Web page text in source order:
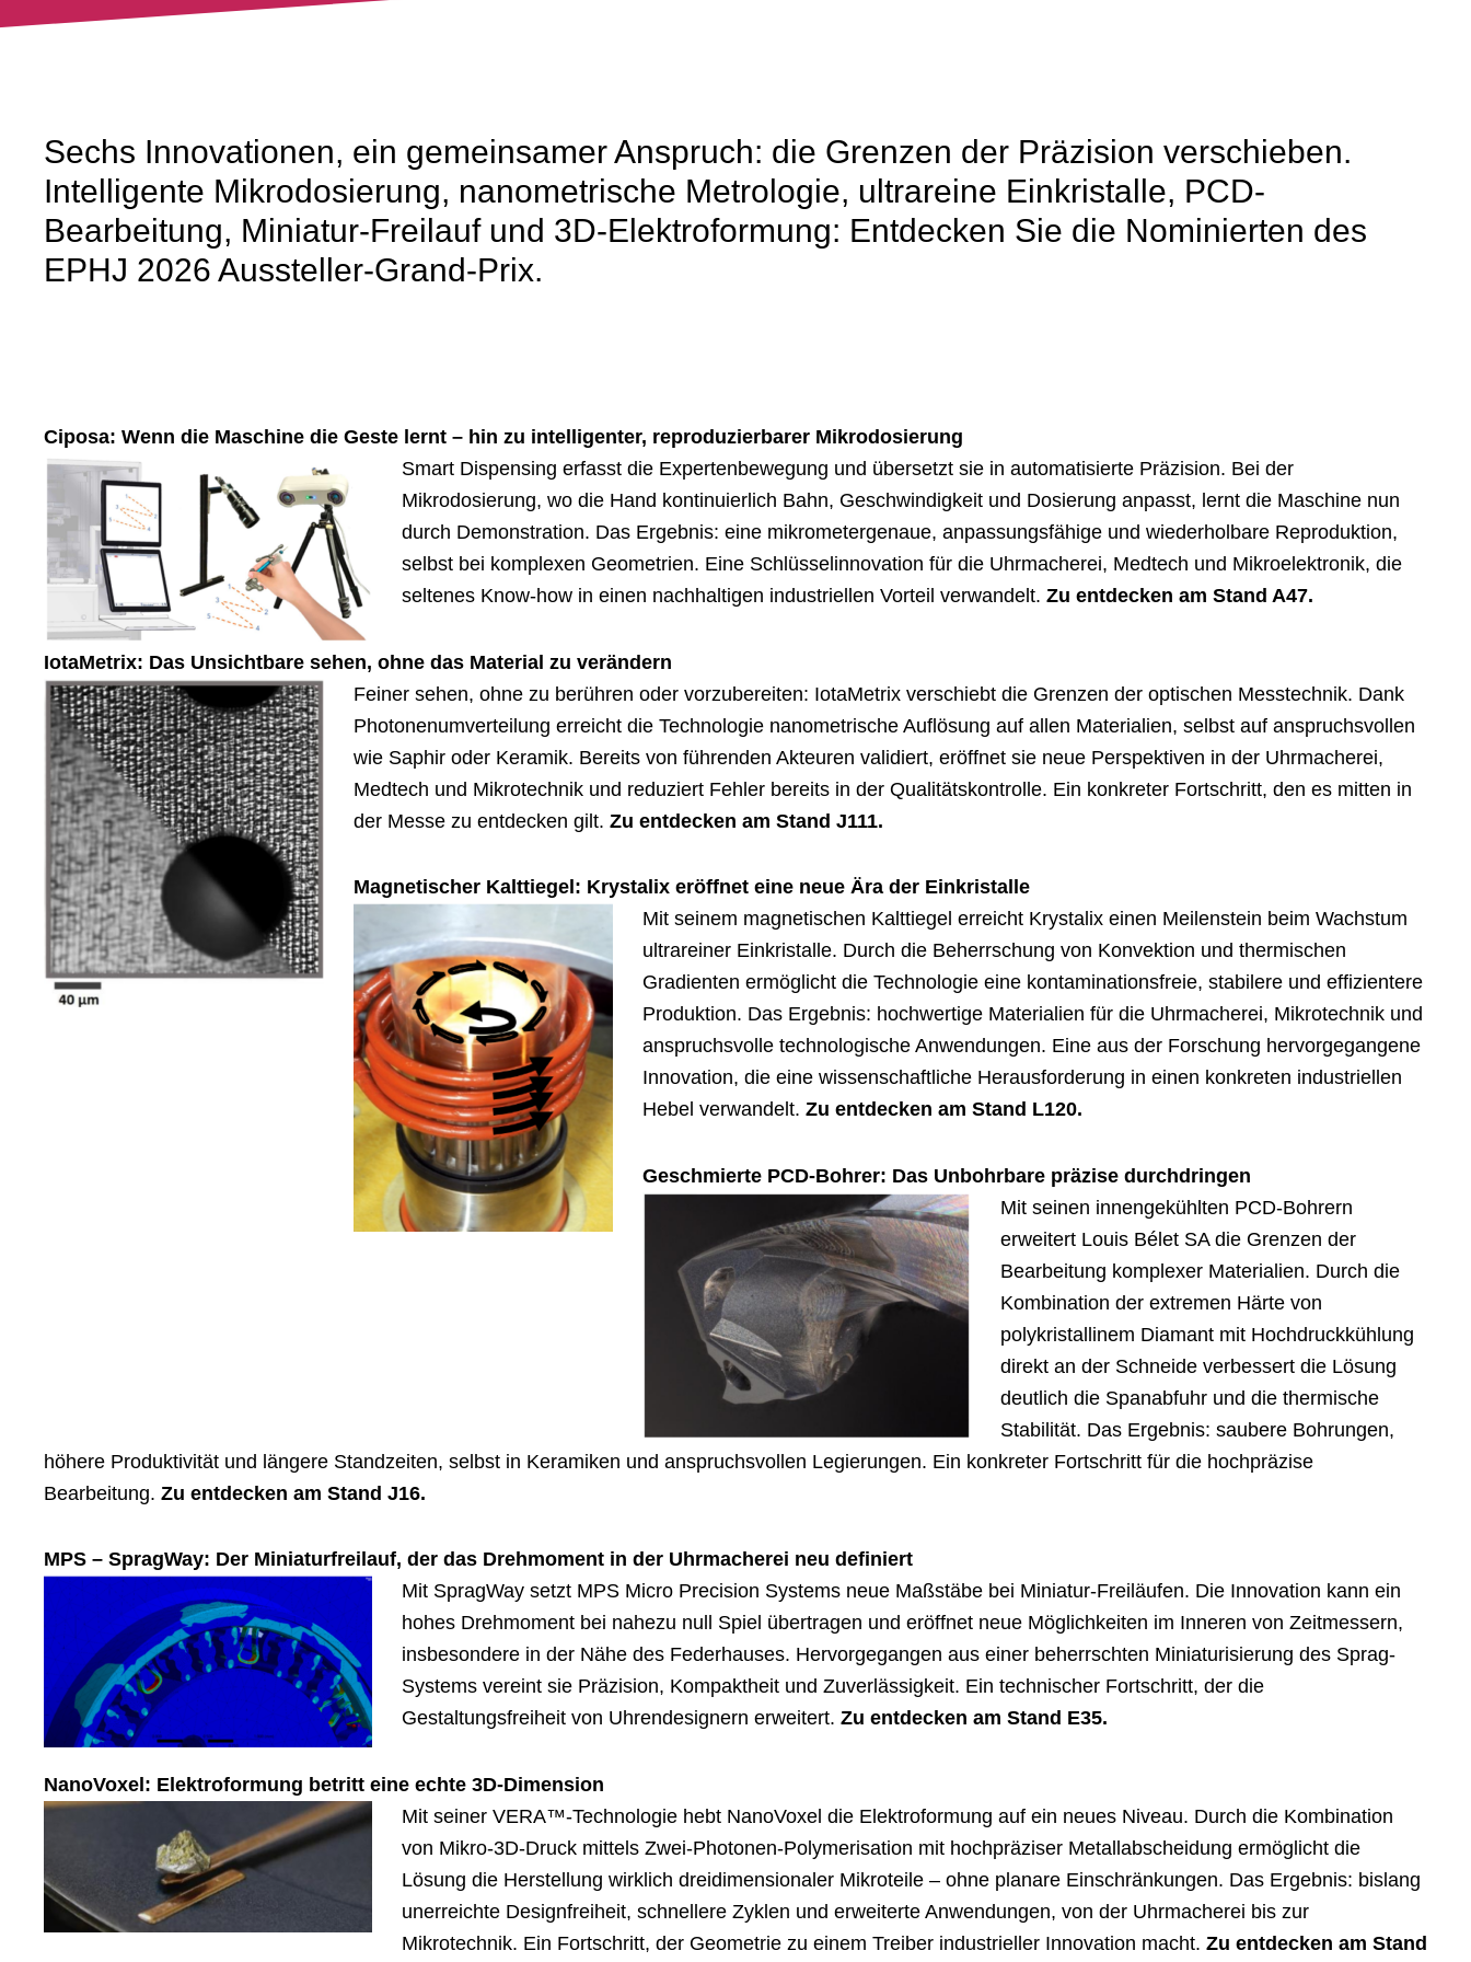
Sechs Innovationen, ein gemeinsamer Anspruch: die Grenzen der Präzision verschieben.
Intelligente Mikrodosierung, nanometrische Metrologie, ultrareine Einkristalle, PCD-
Bearbeitung, Miniatur-Freilauf und 3D-Elektroformung: Entdecken Sie die Nominierten des
EPHJ 2026 Aussteller-Grand-Prix.
Ciposa: Wenn die Maschine die Geste lernt – hin zu intelligenter, reproduzierbarer Mikrodosierung
Smart Dispensing erfasst die Expertenbewegung und übersetzt sie in automatisierte Präzision. Bei der
Mikrodosierung, wo die Hand kontinuierlich Bahn, Geschwindigkeit und Dosierung anpasst, lernt die Maschine nun
durch Demonstration. Das Ergebnis: eine mikrometergenaue, anpassungsfähige und wiederholbare Reproduktion,
selbst bei komplexen Geometrien. Eine Schlüsselinnovation für die Uhrmacherei, Medtech und Mikroelektronik, die
seltenes Know-how in einen nachhaltigen industriellen Vorteil verwandelt. Zu entdecken am Stand A47.
IotaMetrix: Das Unsichtbare sehen, ohne das Material zu verändern
Feiner sehen, ohne zu berühren oder vorzubereiten: IotaMetrix verschiebt die Grenzen der optischen Messtechnik. Dank
Photonenumverteilung erreicht die Technologie nanometrische Auflösung auf allen Materialien, selbst auf anspruchsvollen
wie Saphir oder Keramik. Bereits von führenden Akteuren validiert, eröffnet sie neue Perspektiven in der Uhrmacherei,
Medtech und Mikrotechnik und reduziert Fehler bereits in der Qualitätskontrolle. Ein konkreter Fortschritt, den es mitten in
der Messe zu entdecken gilt. Zu entdecken am Stand J111.
Magnetischer Kalttiegel: Krystalix eröffnet eine neue Ära der Einkristalle
Mit seinem magnetischen Kalttiegel erreicht Krystalix einen Meilenstein beim Wachstum
ultrareiner Einkristalle. Durch die Beherrschung von Konvektion und thermischen
Gradienten ermöglicht die Technologie eine kontaminationsfreie, stabilere und effizientere
Produktion. Das Ergebnis: hochwertige Materialien für die Uhrmacherei, Mikrotechnik und
anspruchsvolle technologische Anwendungen. Eine aus der Forschung hervorgegangene
Innovation, die eine wissenschaftliche Herausforderung in einen konkreten industriellen
Hebel verwandelt. Zu entdecken am Stand L120.
Geschmierte PCD-Bohrer: Das Unbohrbare präzise durchdringen
Mit seinen innengekühlten PCD-Bohrern
erweitert Louis Bélet SA die Grenzen der
Bearbeitung komplexer Materialien. Durch die
Kombination der extremen Härte von
polykristallinem Diamant mit Hochdruckkühlung
direkt an der Schneide verbessert die Lösung
deutlich die Spanabfuhr und die thermische
Stabilität. Das Ergebnis: saubere Bohrungen,
höhere Produktivität und längere Standzeiten, selbst in Keramiken und anspruchsvollen Legierungen. Ein konkreter Fortschritt für die hochpräzise
Bearbeitung. Zu entdecken am Stand J16.
MPS – SpragWay: Der Miniaturfreilauf, der das Drehmoment in der Uhrmacherei neu definiert
Mit SpragWay setzt MPS Micro Precision Systems neue Maßstäbe bei Miniatur-Freiläufen. Die Innovation kann ein
hohes Drehmoment bei nahezu null Spiel übertragen und eröffnet neue Möglichkeiten im Inneren von Zeitmessern,
insbesondere in der Nähe des Federhauses. Hervorgegangen aus einer beherrschten Miniaturisierung des Sprag-
Systems vereint sie Präzision, Kompaktheit und Zuverlässigkeit. Ein technischer Fortschritt, der die
Gestaltungsfreiheit von Uhrendesignern erweitert. Zu entdecken am Stand E35.
NanoVoxel: Elektroformung betritt eine echte 3D-Dimension
Mit seiner VERA™-Technologie hebt NanoVoxel die Elektroformung auf ein neues Niveau. Durch die Kombination
von Mikro-3D-Druck mittels Zwei-Photonen-Polymerisation mit hochpräziser Metallabscheidung ermöglicht die
Lösung die Herstellung wirklich dreidimensionaler Mikroteile – ohne planare Einschränkungen. Das Ergebnis: bislang
unerreichte Designfreiheit, schnellere Zyklen und erweiterte Anwendungen, von der Uhrmacherei bis zur
Mikrotechnik. Ein Fortschritt, der Geometrie zu einem Treiber industrieller Innovation macht. Zu entdecken am Stand